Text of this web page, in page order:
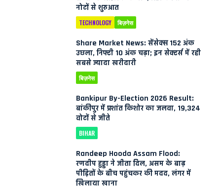
नोटों से शुरुआत
TECHNOLOGY बिज़नेस
Share Market News: सेंसेक्स 152 अंक
उछला, निफ्टी 10 अंक चढ़ा; इन सेक्टर्स में रही
सबसे ज्यादा खरीदारी
बिज़नेस
Bankipur By-Election 2026 Result:
बांकीपुर में प्रशांत किशोर का जलवा, 19,324
वोटों से जीते
BIHAR
Randeep Hooda Assam Flood:
रणदीप हुड्डा ने जीता दिल, असम के बाढ़
पीड़ितों के बीच पहुंचकर की मदद, लंगर में
खिलाया खाना